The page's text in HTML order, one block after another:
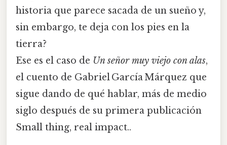
historia que parece sacada de un sueño y,
sin embargo, te deja con los pies en la
tierra?
Ese es el caso de Un señor muy viejo con alas,
el cuento de Gabriel García Márquez que
sigue dando de qué hablar, más de medio
siglo después de su primera publicación
Small thing, real impact..